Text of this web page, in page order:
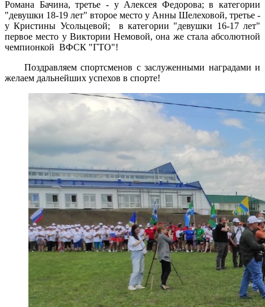
Романа Бачина, третье - у Алексея Федорова; в категории
"девушки 18-19 лет" второе место у Анны Шелеховой, третье -
у Кристины Усольцевой; в категории "девушки 16-17 лет"
первое место у Виктории Немовой, она же стала абсолютной
чемпионкой ВФСК "ГТО"!
Поздравляем спортсменов с заслуженными наградами и
желаем дальнейших успехов в спорте!